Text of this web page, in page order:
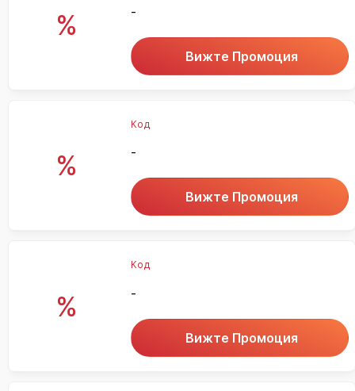
% -
Вижте Промоция
%
Код
-
Вижте Промоция
%
Код
-
Вижте Промоция